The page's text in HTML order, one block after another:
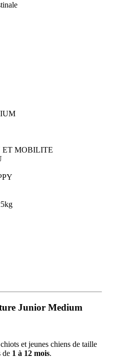
ET MOBILITE
Junior Medium
et jeunes chiens de taille
de 1 à 12 mois.